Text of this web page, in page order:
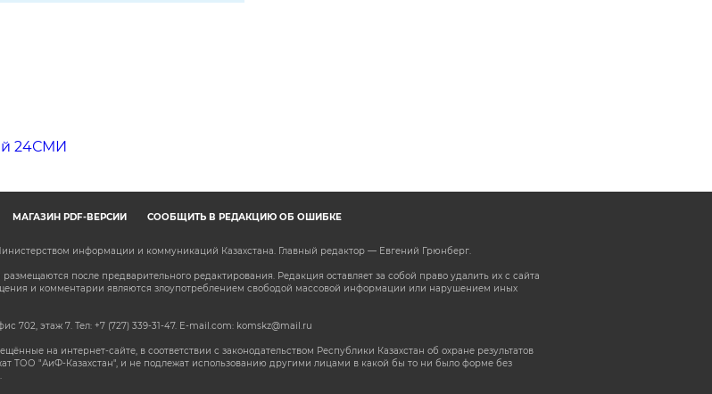
24СМИ
МАГАЗИН PDF-ВЕРСИЙ СООБЩИТЬ В РЕДАКЦИЮ ОБ ОШИБКЕ
информации и коммуникаций Казахстана. Главный редактор — Евгений Грюнберг.
после предварительного редактирования. Редакция оставляет за собой право удалить их с сайта
и комментарии являются злоупотреблением свободой массовой информации или нарушением иных
702, этаж 7. Тел: +7 (727) 339-31-47. E-mail.com: komskz@mail.ru
на интернет-сайте, в соответствии с законодательством Республики Казахстан об охране результатов
ТОО "АиФ-Казахстан", и не подлежат использованию другими лицами в какой бы то ни было форме без